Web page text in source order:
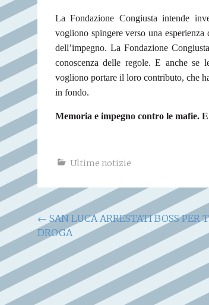
La Fondazione Congiusta intende
vogliono spingere verso una
dell’impegno.La Fondazione
conoscenza delle regole.E anche se
vogliono portare il loro contributo, che
in fondo.
Memoria e impegno contro le mafie.
Ultime notizie
Navigazione
articoli
← SAN LUCA ARRESTATI BOSS PER
DROGA